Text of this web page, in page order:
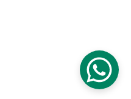
Wijkplatform